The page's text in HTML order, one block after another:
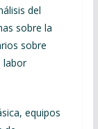
del
sobre la
sobre
labor
equipos